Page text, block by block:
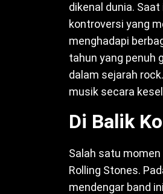
dikenal dunia.
kontroversi yang
menghadapi
tahun yang penuh
dalam sejarah
musik secara
Di Balik
Salah satu momen
Rolling Stones.
mendengar band